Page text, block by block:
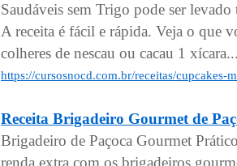
Saudáveis sem Trigo pode ser
A receita é fácil e rápida. Veja o que
colheres de nescau ou cacau 1
https://cursosnocd.com.br/receitas/cupcakes-
Receita Brigadeiro Gourmet de
Brigadeiro de Paçoca Gourmet
renda extra com os brigadeiros